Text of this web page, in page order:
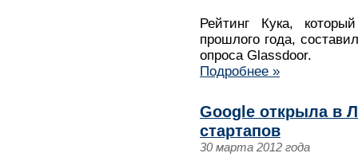
Рейтинг Кука,
прошлого года,
опроса Glassdoor.
Подробнее »
Google открыла в
стартапов
30 марта 2012 года